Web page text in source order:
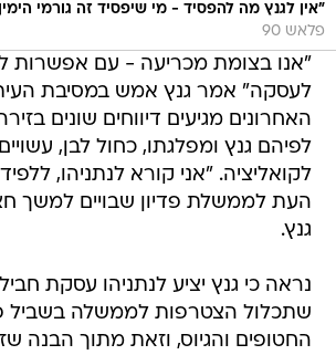
"אין לגנץ מה להפסיד - מי שיפסיד זה גורמי
פלאש 90
"אנו בצומת מכריעה - עם אפשרות
לעסקה" אמר גנץ אמש במסיבת
האחרונים מגיעים דיווחים שונים
לפיהם גנץ ומפלגתו, כחול לבן,
לקואליציה. "אני קורא לנתניהו,
העת לממשלת פדיון שבויים למשך
גנץ.
נראה כי גנץ יציע לנתניהו עסקת
שתכלול הצטרפות לממשלה בשביל
החטופים והגיוס, וזאת מתוך הבנה